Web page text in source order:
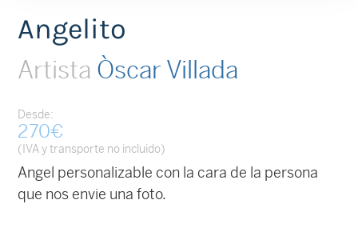
Angelito
Artista Òscar Villada
Desde:
270€
(IVA y transporte no incluido)
Angel personalizable con la cara de la persona
que nos envie una foto.